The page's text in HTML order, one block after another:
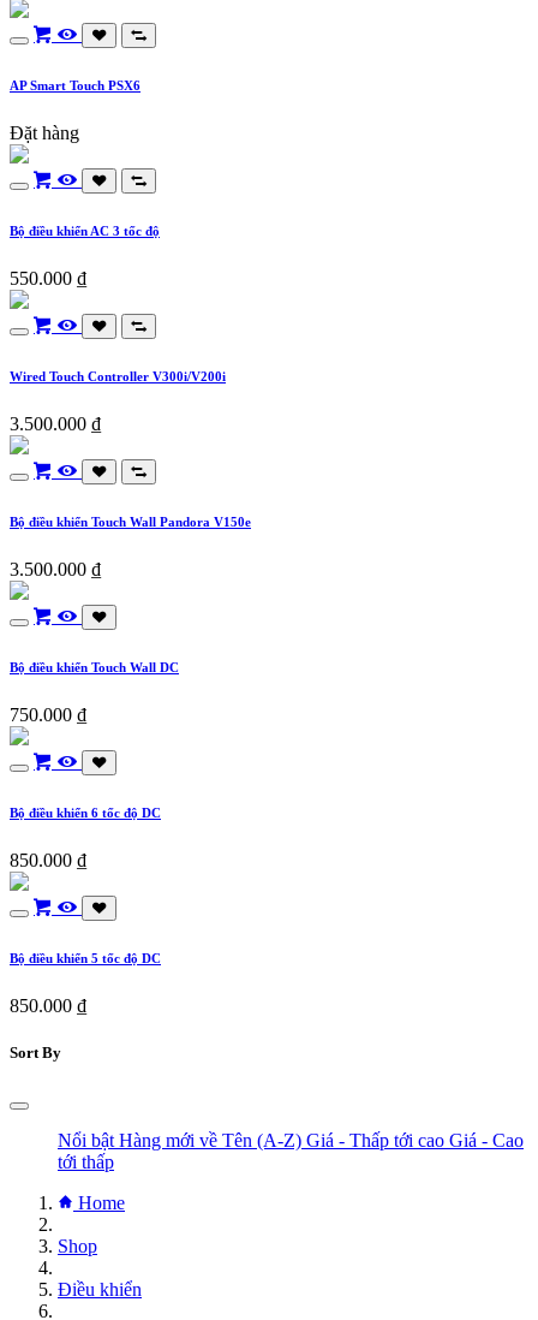
AP Smart Touch PSX6
Đặt hàng
Bộ điều khiển AC 3 tốc độ
550.000 ₫
Wired Touch Controller V300i/V200i
3.500.000 ₫
Bộ điều khiển Touch Wall Pandora V150e
3.500.000 ₫
Bộ điều khiển Touch Wall DC
750.000 ₫
Bộ điều khiển 6 tốc độ DC
850.000 ₫
Bộ điều khiển 5 tốc độ DC
850.000 ₫
Sort By
Nổi bật Hàng mới về Tên (A-Z) Giá - Thấp tới cao Giá - Cao
tới thấp
Home
Shop
Điều khiển